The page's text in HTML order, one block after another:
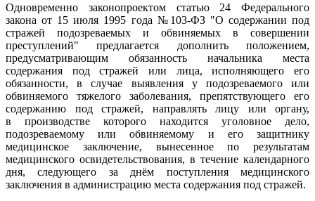
Одновременно законопроектом статью 24 Федерального
закона от 15 июля 1995 года №103-ФЗ "О содержании под
стражей подозреваемых и обвиняемых в совершении
преступлений" предлагается дополнить положением,
предусматривающим обязанность начальника места
содержания под стражей или лица, исполняющего его
обязанности, в случае выявления у подозреваемого или
обвиняемого тяжелого заболевания, препятствующего его
содержанию под стражей, направлять лицу или органу,
в производстве которого находится уголовное дело,
подозреваемому или обвиняемому и его защитнику
медицинское заключение, вынесенное по результатам
медицинского освидетельствования, в течение календарного
дня, следующего за днём поступления медицинского
заключения в администрацию места содержания под стражей.